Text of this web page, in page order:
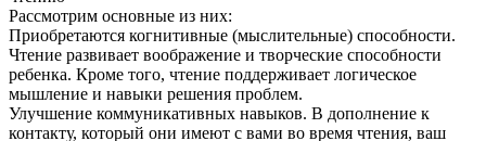
Рассмотрим основные из них:
Приобретаются когнитивные (мыслительные) способности.
Чтение развивает воображение и творческие способности
ребенка. Кроме того, чтение поддерживает логическое
мышление и навыки решения проблем.
Улучшение коммуникативных навыков. В дополнение к
контакту, который они имеют с вами во время чтения, ваш